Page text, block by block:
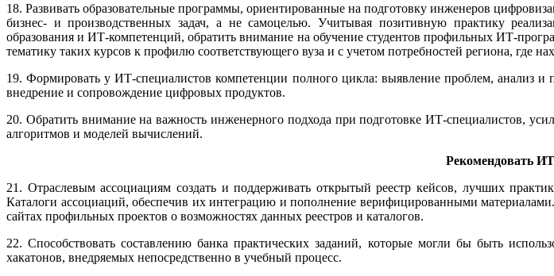
18. Развивать образовательные программы, ориентированные на подготовку инженеров
бизнес- и производственных задач, а не самоцелью. Учитывая позитивную практику
образования и ИТ-компетенций, обратить внимание на обучение студентов профильных ИТ-
тематику таких курсов к профилю соответствующего вуза и с учетом потребностей региона, где
19. Формировать у ИТ-специалистов компетенции полного цикла: выявление проблем, анализ и
внедрение и сопровождение цифровых продуктов.
20. Обратить внимание на важность инженерного подхода при подготовке ИТ-специалистов,
алгоритмов и моделей вычислений.
Рекомендовать
21. Отраслевым ассоциациям создать и поддерживать открытый реестр кейсов, лучших
Каталоги ассоциаций, обеспечив их интеграцию и пополнение верифицированными
сайтах профильных проектов о возможностях данных реестров и каталогов.
22. Способствовать составлению банка практических заданий, которые могли бы быть
хакатонов, внедряемых непосредственно в учебный процесс.